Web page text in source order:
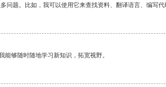
问题。比如，我可以使用它来查找资料、翻译语言、编写代
够随时随地学习新知识，拓宽视野。